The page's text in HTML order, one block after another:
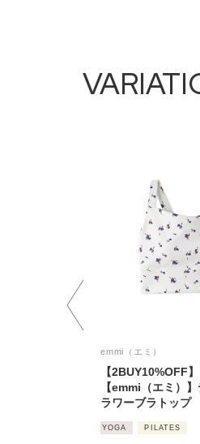
emmi（エミ）
【2BUY10%OFF
【emmi（エミ）
ラワーブラトップ
YOGA PILATES